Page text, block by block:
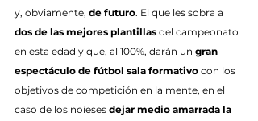
y, obviamente, de futuro. El que les sobra a
dos de las mejores plantillas del campeonato
en esta edad y que, al 100%, darán un gran
espectáculo de fútbol sala formativo con los
objetivos de competición en la mente, en el
caso de los noieses dejar medio amarrada la